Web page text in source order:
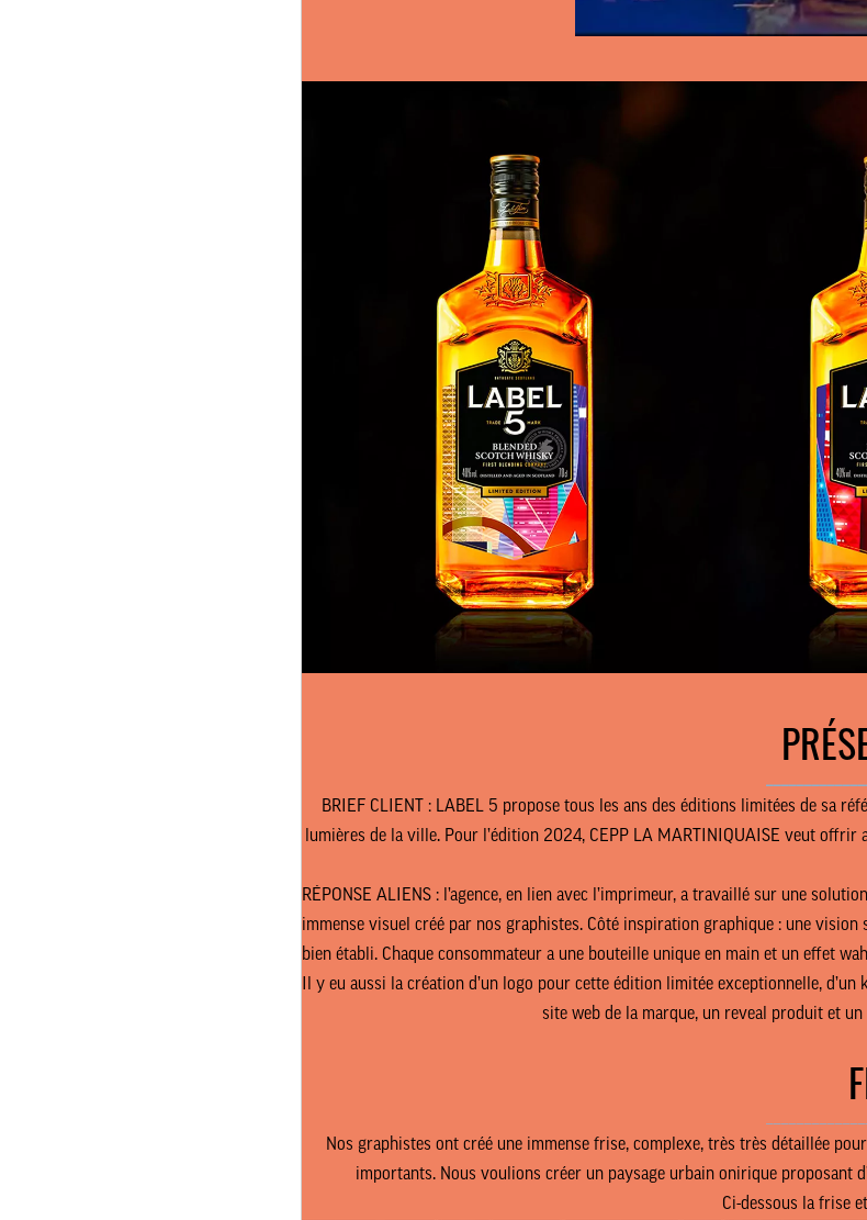
CINÉMA AGENCE
J’ACCEPTE LES CONDITIONS D’UTILISATION
BRIEF CLIENT : LABEL 5 propose tous les ans des éditions limitées de sa
lumières de la ville. Pour l’édition 2024, CEPP LA MARTINIQUAISE veut
RÉPONSE ALIENS : l’agence, en lien avec l’imprimeur, a travaillé sur une
immense visuel créé par nos graphistes. Côté inspiration graphique : une
bien établi. Chaque consommateur a une bouteille unique en main et un effet
Il y eu aussi la création d’un logo pour cette édition limitée exceptionnelle,
site web de la marque, un reveal produit et
Nos graphistes ont créé une immense frise, complexe, très très détaillée
importants. Nous voulions créer un paysage urbain onirique proposant
Ci-dessous la frise